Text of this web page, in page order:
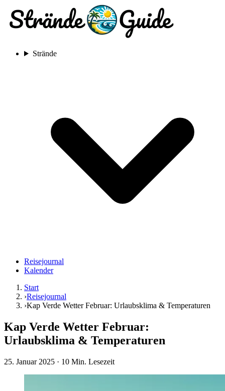
Strände
Reisejournal
Kalender
Start
›Reisejournal
›Kap Verde Wetter Februar: Urlaubsklima & Temperaturen
Kap Verde Wetter Februar:
Urlaubsklima & Temperaturen
25. Januar 2025 · 10 Min. Lesezeit